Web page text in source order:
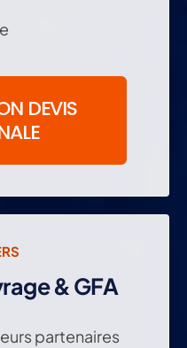
DEVIS
& GFA
partenaires